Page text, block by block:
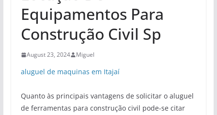
Equipamentos Para
Construção Civil Sp
August 23, 2024 Miguel
aluguel de maquinas em Itajaí
Quanto às principais vantagens de solicitar o aluguel
de ferramentas para construção civil pode-se citar